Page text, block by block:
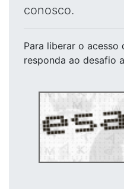
conosco.
Para liberar o acesso
responda ao desafio